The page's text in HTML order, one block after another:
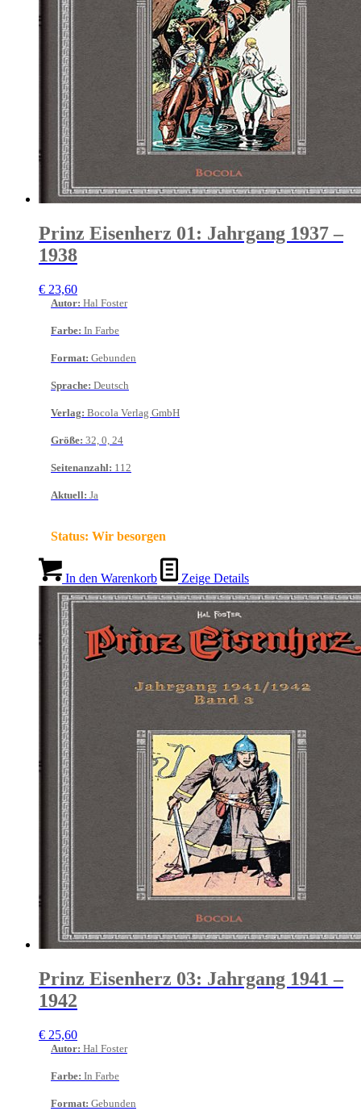
Prinz Eisenherz 01: Jahrgang 1937 –
1938
€ 23,60
Autor: Hal Foster
Farbe: In Farbe
Format: Gebunden
Sprache: Deutsch
Verlag: Bocola Verlag GmbH
Größe: 32, 0, 24
Seitenanzahl: 112
Aktuell: Ja
Status: Wir besorgen
In den Warenkorb Zeige Details
Prinz Eisenherz 03: Jahrgang 1941 –
1942
€ 25,60
Autor: Hal Foster
Farbe: In Farbe
Format: Gebunden